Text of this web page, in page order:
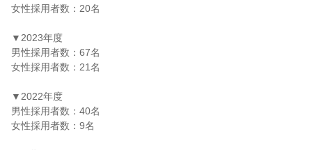
女性採用者数：20名
▼2023年度
男性採用者数：67名
女性採用者数：21名
▼2022年度
男性採用者数：40名
女性採用者数：9名